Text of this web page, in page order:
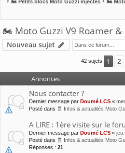
pi
de
s
🏍 Petits blocs Moto Guzzi injectés
🏍
🏍 Moto Guzzi V9 Roamer &
Nouveau sujet
42 sujets 1 2
Annonces
Nous contacter ?
Dernier message par Doumé LCS «
Posté dans 🧾 Infos & actualités Moto
A LIRE : 1ère visite sur le
Dernier message par Doumé LCS «
Posté dans 🧾 Infos & actualités Moto
Réponses : 21